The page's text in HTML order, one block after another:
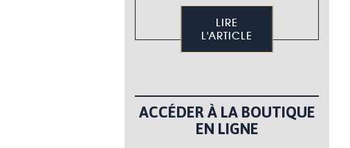
LIRE
L'ARTICLE
ACCÉDER À LA BOUTIQUE
EN LIGNE